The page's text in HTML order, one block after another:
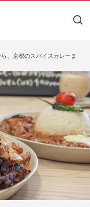
、京都のスパイスカレーま